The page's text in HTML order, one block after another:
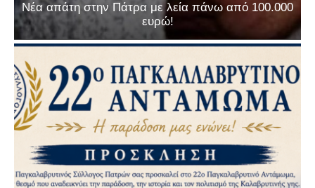
Νέα απάτη στην Πάτρα με λεία πάνω από 100.000
ευρώ!